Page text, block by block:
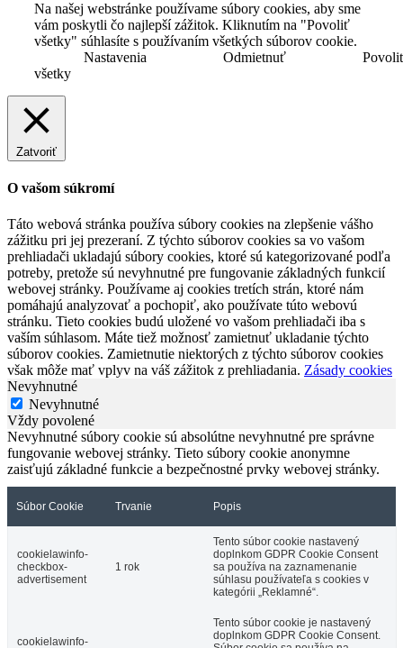
Na našej webstránke používame súbory cookies, aby sme
vám poskytli čo najlepší zážitok. Kliknutím na "Povoliť
všetky" súhlasíte s používaním všetkých súborov cookie.
Nastavenia
Odmietnuť
všetky
Zatvoriť
O vašom súkromí
Táto webová stránka používa súbory cookies na zlepšenie vášho
zážitku pri jej prezeraní. Z týchto súborov cookies sa vo vašom
prehliadači ukladajú súbory cookies, ktoré sú kategorizované podľa
potreby, pretože sú nevyhnutné pre fungovanie základných funkcií
webovej stránky. Používame aj cookies tretích strán, ktoré nám
pomáhajú analyzovať a pochopiť, ako používate túto webovú
stránku. Tieto cookies budú uložené vo vašom prehliadači iba s
vaším súhlasom. Máte tiež možnosť zamietnuť ukladanie týchto
súborov cookies. Zamietnutie niektorých z týchto súborov cookies
však môže mať vplyv na váš zážitok z prehliadania. Zásady cookies
Nevyhnutné
Nevyhnutné
Vždy povolené
Nevyhnutné súbory cookie sú absolútne nevyhnutné pre správne
fungovanie webovej stránky. Tieto súbory cookie anonymne
zaisťujú základné funkcie a bezpečnostné prvky webovej stránky.
Súbor Cookie Trvanie Popis
cookielawinfo-
checkbox-
advertisement
1 rok
Tento súbor cookie nastavený
doplnkom GDPR Cookie Consent
sa používa na zaznamenanie
súhlasu používateľa s cookies v
kategórii „Reklamné“.
cookielawinfo-
Tento súbor cookie je nastavený
doplnkom GDPR Cookie Consent.